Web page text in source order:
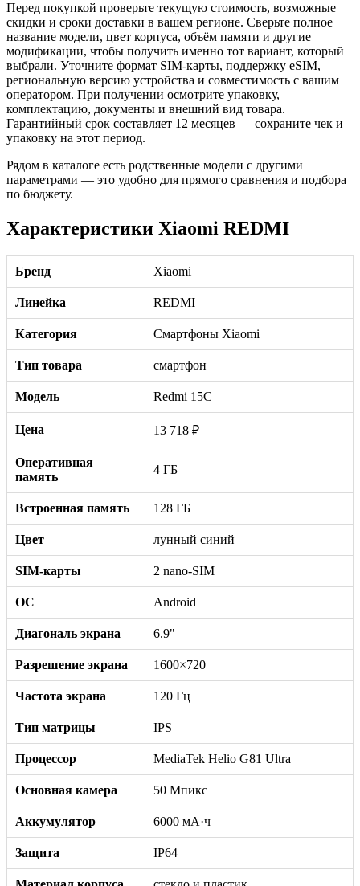
Перед покупкой проверьте текущую стоимость, возможные
скидки и сроки доставки в вашем регионе. Сверьте полное
название модели, цвет корпуса, объём памяти и другие
модификации, чтобы получить именно тот вариант, который
выбрали. Уточните формат SIM-карты, поддержку eSIM,
региональную версию устройства и совместимость с вашим
оператором. При получении осмотрите упаковку,
комплектацию, документы и внешний вид товара.
Гарантийный срок составляет 12 месяцев — сохраните чек и
упаковку на этот период.
Рядом в каталоге есть родственные модели с другими
параметрами — это удобно для прямого сравнения и подбора
по бюджету.
Характеристики Xiaomi REDMI
Бренд Xiaomi
Линейка REDMI
Категория Смартфоны Xiaomi
Тип товара смартфон
Модель Redmi 15C
Цена 13 718 ₽
Оперативная
память
4 ГБ
Встроенная память 128 ГБ
Цвет лунный синий
SIM-карты 2 nano-SIM
ОС Android
Диагональ экрана 6.9"
Разрешение экрана 1600×720
Частота экрана 120 Гц
Тип матрицы IPS
Процессор MediaTek Helio G81 Ultra
Основная камера 50 Мпикс
Аккумулятор 6000 мА·ч
Защита IP64